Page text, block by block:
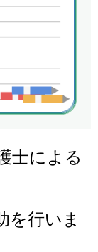
士による
を行いま